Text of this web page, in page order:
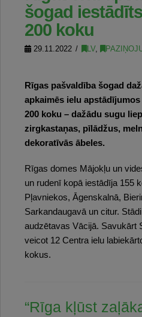
šogad
200 koku
29.11.2022 LV,
Rīgas pašvaldība šogad
apkaimēs ielu
200 koku – dažādu sugu
zirgkastaņas, pīlādžus,
dekoratīvās ābeles.
Rīgas domes Mājokļu un
un rudenī kopā iestādīja 155
Pļavniekos, Āgenskalnā,
Sarkandaugavā un citur.
audzētavas Vācijā. Savukārt
veicot 12 Centra ielu
kokus.
“Rīga kļūst